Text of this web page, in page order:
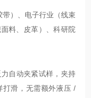
带）、电子行业（线束
料、皮革）、科研院
自动夹紧试样，夹持
打滑，无需额外液压 /